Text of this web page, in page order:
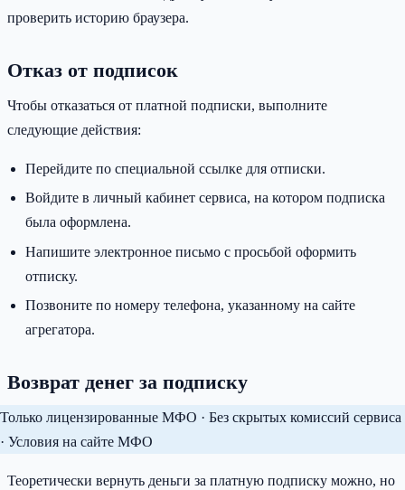
проверить историю браузера.
Отказ от подписок
Чтобы отказаться от платной подписки, выполните
следующие действия:
Перейдите по специальной ссылке для отписки.
Войдите в личный кабинет сервиса, на котором подписка
была оформлена.
Напишите электронное письмо с просьбой оформить
отписку.
Позвоните по номеру телефона, указанному на сайте
агрегатора.
Возврат денег за подписку
Только лицензированные МФО · Без скрытых комиссий сервиса
· Условия на сайте МФО
Теоретически вернуть деньги за платную подписку можно, но